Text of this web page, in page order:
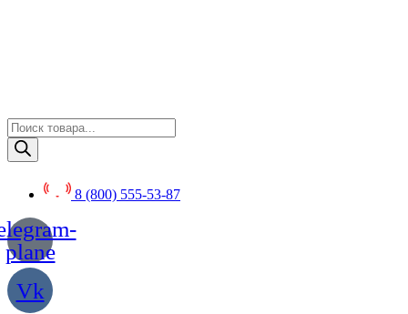
Поиск
товаров
8 (800) 555-53-87
plane
Vk